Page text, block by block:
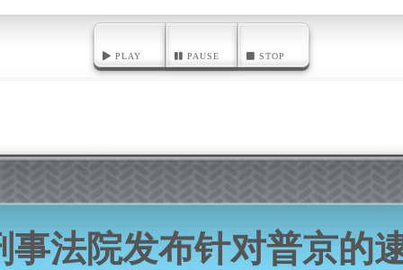
PLAY PAUSE STOP
事法院发布针对普京的